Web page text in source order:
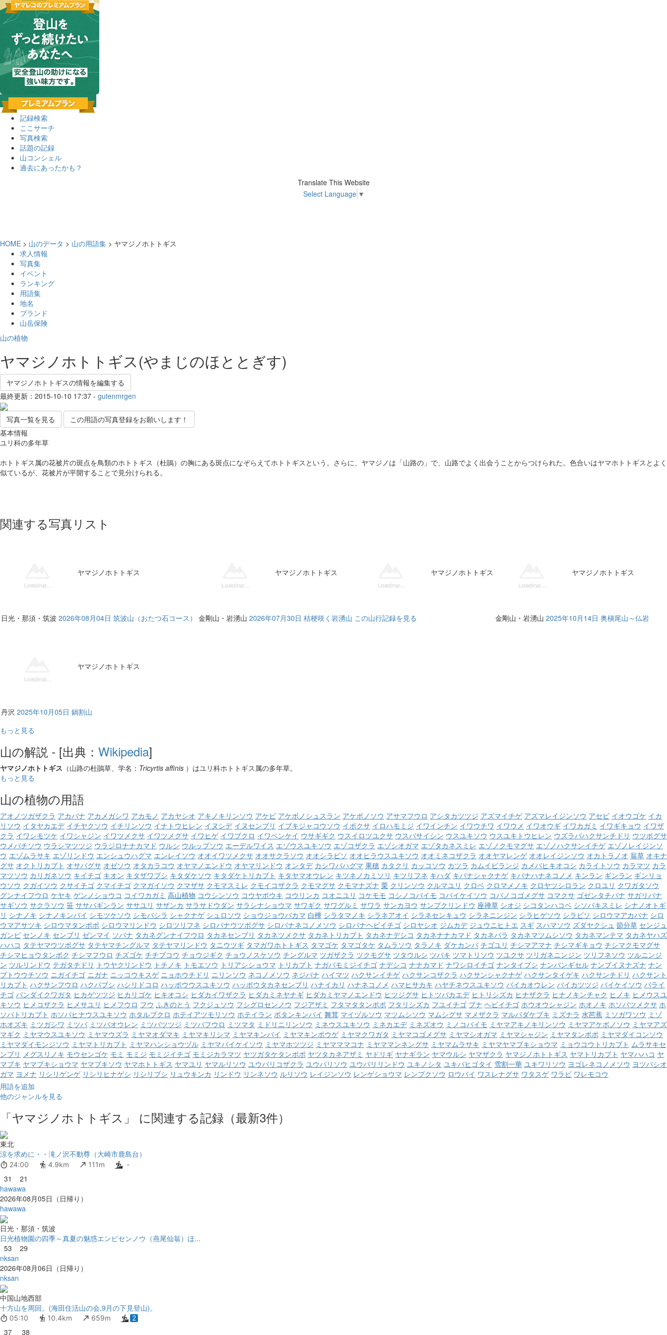
記録検索
ここサーチ
写真検索
話題の記録
山コンシェル
過去にあったかも？
Translate This Website
Select Language ▼
HOME > 山のデータ > 山の用語集 > ヤマジノホトトギス
求人情報
写真集
イベント
ランキング
用語集
地名
ブランド
山岳保険
山の植物
ヤマジノホトトギス(やまじのほととぎす)
ヤマジノホトトギスの情報を編集する
最終更新：2015-10-10 17:37 - gutenmrgen
写真一覧を見る
この用語の写真登録をお願いします！
基本情報
ユリ科の多年草
ホトトギス属の花被片の斑点を鳥類のホトトギス（杜鵑）の胸にある斑点になぞらえてホトトギスという。さらに、ヤマジノは「山路の」で、山路でよく出会うことからつけられた。色合いはヤマホトトギスとよく
似ているが、花被片が平開することで見分けられる。
関連する写真リスト
ヤマジノホトトギス
日光・那須・筑波 2026年08月04日 筑波山（おたつ石コース）
ヤマジノホトトギス
金剛山・岩湧山 2026年07月30日 桔梗咲く岩湧山
ヤマジノホトトギス
この山行記録を見る
ヤマジノホトトギス
金剛山・岩湧山 2025年10月14日 奥槇尾山～仏岩
ヤマジノホトトギス
丹沢 2025年10月05日 鍋割山
もっと見る
山の解説 - [出典： Wikipedia]
ヤマジノホトトギス （山路の杜鵑草、学名： Tricyrtis affinis ）はユリ科ホトトギス属の多年草。
もっと見る
山の植物の用語
アオノツガザクラ アカバナ アカメガシワ アカモノ アカヤシオ アキノキリンソウ アケビ アケボノシュスラン アケボノソウ アサマフウロ アシタカツツジ アズマイチゲ アズマレイジンソウ アセビ イオウゴケ イカ
リソウ イタヤカエデ イチヤクソウ イチリンソウ イナトウヒレン イヌシデ イヌセンブリ イブキジャコウソウ イボクサ イロハモミジ イワインチン イワウチワ イワウメ イワオウギ イワカガミ イワギキョウ イワザ
クラ イワシモツケ イワシャジン イワツメクサ イワツメグサ イワヒゲ イワブクロ イワベンケイ ウサギギク ウスイロツユクサ ウスバサイシン ウスユキソウ ウスユキトウヒレン ウズラバハクサンチドリ ウツボグサ
ウメバチソウ ウラシマツツジ ウラジロナナカマド ウルシ ウルップソウ エーデルワイス エゾウスユキソウ エゾコザクラ エゾシオガマ エゾタカネスミレ エゾノクモマグサ エゾノハクサンイチゲ エゾノレイジンソ
ウ エゾムラサキ エゾリンドウ エンシュウハグマ エンレイソウ オオイワツメクサ オオサクラソウ オオシラビソ オオヒラウスユキソウ オオミネコザクラ オオヤマレンゲ オオレイジンソウ オカトラノオ 翁草 オキナ
グサ オクトリカブト オサバグサ オゼソウ オタカラコウ オヤマノエンドウ オヤマリンドウ オンタデ カシワバハグマ 果穂 カタクリ カッコソウ カツラ カムイビランジ カメバヒキオコシ カライトソウ カラマツ カラ
マツソウ カリガネソウ キイチゴ キオン キタザワブシ キタダケソウ キタダケトリカブト キタヤマオウレン キツネノカミソリ キツリフネ キハダ キバナシャクナゲ キバナハナネコノメ キンラン ギンラン ギンリョ
ウソウ クガイソウ クサイチゴ クマイチゴ クマガイソウ クマザサ クモマスミレ クモイコザクラ クモマグサ クモマナズナ 栗 クリンソウ クルマユリ クロベ クロマメノキ クロヤツシロラン クロユリ クワガタソウ
グンナイフウロ ケヤキ ゲンノショウコ コイワカガミ 高山植物 コウシンソウ コウヤボウキ コウリンカ コオニユリ コケモモ コシノコバイモ コバイケイソウ コバノコゴメグサ コマクサ ゴゼンタチバナ サガリバナ
サギソウ サクラソウ 笹 ササバギンラン ササユリ サザンカ サラサドウダン サラシナショウマ サワギク サワグルミ サワラ サンカヨウ サンプクリンドウ 座禅草 シオジ シコタンハコベ シソバキスミレ シナノオトギ
リ シナノキ シナノキンバイ シモツケソウ シモバシラ シャクナゲ シュロソウ ショウジョウバカマ 白樺 シラタマノキ シラネアオイ シラネセンキュウ シラネニンジン シラヒゲソウ シラビソ シロウマアカバナ シロ
ウマアサツキ シロウマタンポポ シロウマリンドウ シロツリフネ シロバナウツボグサ シロバナネコノメソウ シロバナヘビイチゴ シロヤシオ ジムカデ ジュウニヒトエ スギ スハマソウ ズダヤクシュ 節分草 センジュ
ガンピ センノキ センブリ ゼンマイ ソバナ タカネグンナイフウロ タカネセンブリ タカネツメクサ タカネトリカブト タカネナデシコ タカネナナカマド タカネバラ タカネマツムシソウ タカネマンテマ タカネヤハズ
ハハコ タテヤマウツボグサ タテヤマチングルマ タテヤマリンドウ タニウツギ タマガワホトトギス タマゴケ タマゴタケ タムラソウ タラノキ ダケカンバ チゴユリ チシマアマナ チシマギキョウ チシマクモマグサ
チシマヒョウタンボク チシマフウロ チズゴケ チチブコウ チョウジギク チョウノスケソウ チングルマ ツガザクラ ツクモグサ ツタウルシ ツバキ ツマトリソウ ツユクサ ツリガネニンジン ツリフネソウ ツルニンジ
ン ツルリンドウ テガタチドリ トウヤクリンドウ トチノキ トモエソウ トリアシショウマ トリカブト ナガバモミジイチゴ ナデシコ ナナカマド ナワシロイチゴ ナンタイブシ ナンバンギセル ナンブイヌナズナ ナン
ブトウウチソウ ニガイチゴ ニガナ ニッコウキスゲ ニョホウチドリ ニリンソウ ネコノメソウ ネジバナ ハイマツ ハクサンイチゲ ハクサンコザクラ ハクサンシャクナゲ ハクサンタイゲキ ハクサンチドリ ハクサント
リカブト ハクサンフウロ ハクバブシ ハシリドコロ ハッポウウスユキソウ ハッポウタカネセンブリ ハナイカリ ハナネコノメ ハマヒサカキ ハヤチネウスユキソウ バイカオウレン バイカツツジ バイケイソウ バライ
チゴ バンダイクワガタ ヒカゲツツジ ヒカリゴケ ヒキオコシ ヒダカイワザクラ ヒダカミネヤナギ ヒダカミヤマノエンドウ ヒツジグサ ヒトツバカエデ ヒトリシズカ ヒナザクラ ヒナノキンチャク ヒノキ ヒメウスユ
キソウ ヒメコザクラ ヒメサユリ ヒメフウロ フウ ふきのとう フクジュソウ フシグロセンノウ フジアザミ フタマタタンポポ フタリシズカ フユイチゴ ブナ ヘビイチゴ ホウオウシャジン ホオノキ ホソバツメクサ ホ
ソバトリカブト ホソバヒナウスユキソウ ホタルブクロ ホテイアツモリソウ ホテイラン ボタンキンバイ 舞茸 マイヅルソウ マツムシソウ マムシグサ マメザクラ マルバダケブキ ミズナラ 水芭蕉 ミソガワソウ ミゾ
ホオズキ ミツガシワ ミツバ ミツバオウレン ミツバツツジ ミツバフウロ ミツマタ ミドリニリンソウ ミネウスユキソウ ミネカエデ ミネズオウ ミノコバイモ ミヤマアキノキリンソウ ミヤマアケボノソウ ミヤマアズ
マギク ミヤマウスユキソウ ミヤマウズラ ミヤマオダマキ ミヤマキリシマ ミヤマキンバイ ミヤマキンポウゲ ミヤマクワガタ ミヤマコゴメグサ ミヤマシオガマ ミヤマシャジン ミヤマタンポポ ミヤマダイコンソウ
ミヤマダイモンジソウ ミヤマトリカブト ミヤマハンショウヅル ミヤマバイケイソウ ミヤマホツツジ ミヤマママコナ ミヤママンネングサ ミヤマムラサキ ミヤマヤマブキショウマ ミョウコウトリカブト ムラサキセ
ンブリ メグスリノキ モウセンゴケ モミ モミジ モミジイチゴ モミジカラマツ ヤツガタケタンポポ ヤツタカネアザミ ヤドリギ ヤナギラン ヤマウルシ ヤマザクラ ヤマジノホトトギス ヤマトリカブト ヤマハハコ ヤ
マブキ ヤマブキショウマ ヤマブキソウ ヤマホトトギス ヤマユリ ヤマルリソウ ユウバリコザクラ ユウバリソウ ユウバリリンドウ ユキノシタ ユキバヒゴタイ 雪割一華 ユキワリソウ ヨゴレネコノメソウ ヨツバシオ
ガマ ヨメナ リシリゲンゲ リシリヒナゲシ リシリブシ リュウキンカ リンドウ リンネソウ ルリソウ レイジンソウ レンゲショウマ レンプクソウ ロウバイ ワスレナグサ ワタスゲ ワラビ ワレモコウ
用語を追加
他のジャンルを見る
「ヤマジノホトトギス」 に関連する記録（最新3件）
東北
涼を求めに・・滝ノ沢不動尊（大崎市鹿島台）
24:00 4.9km 111m -
31
21
hawawa
2026年08月05日（日帰り）
hawawa
日光・那須・筑波
日光植物園の四季～真夏の魅惑エンビセンノウ（燕尾仙翁）ほ...
53
29
nksan
2026年08月06日（日帰り）
nksan
中国山地西部
十方山を周回。(海田住活山の会,9月の下見登山)。
05:10 10.4km 659m 2
37 38